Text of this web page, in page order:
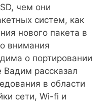
чем они
систем, как
нового пакета в
внимания
о портировании
Вадим рассказал
в области
сети, Wi-fi и